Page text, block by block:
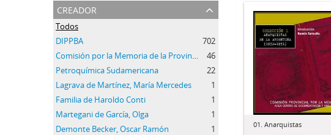
creador
Todos
DIPPBA
702
Comisión por la Memoria de la Provincia de Buenos Aires
46
Petroquímica Sudamericana
22
Lagrava de Martínez, María Mercedes
1
Familia de Haroldo Conti
1
Martegani de García, Olga
1
Demonte Becker, Oscar Ramón
1
01. Anarquistas